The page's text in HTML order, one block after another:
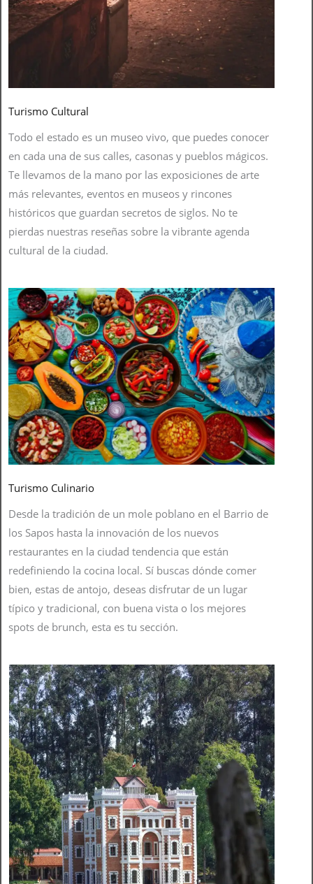
Turismo Cultural
Todo el estado es un museo vivo, que puedes conocer
en cada una de sus calles, casonas y pueblos mágicos.
Te llevamos de la mano por las exposiciones de arte
más relevantes, eventos en museos y rincones
históricos que guardan secretos de siglos. No te
pierdas nuestras reseñas sobre la vibrante agenda
cultural de la ciudad.
Turismo Culinario
Desde la tradición de un mole poblano en el Barrio de
los Sapos hasta la innovación de los nuevos
restaurantes en la ciudad tendencia que están
redefiniendo la cocina local. Sí buscas dónde comer
bien, estas de antojo, deseas disfrutar de un lugar
típico y tradicional, con buena vista o los mejores
spots de brunch, esta es tu sección.